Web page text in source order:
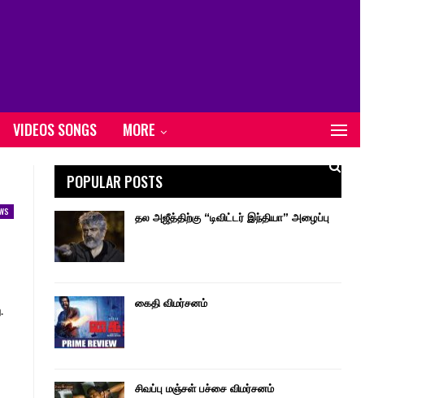
VIDEOS SONGS MORE
POPULAR POSTS
தல அஜீத்திற்கு “டிவிட்டர் இந்தியா” அழைப்பு
கைதி விமர்சனம்
சிவப்பு மஞ்சள் பச்சை விமர்சனம்